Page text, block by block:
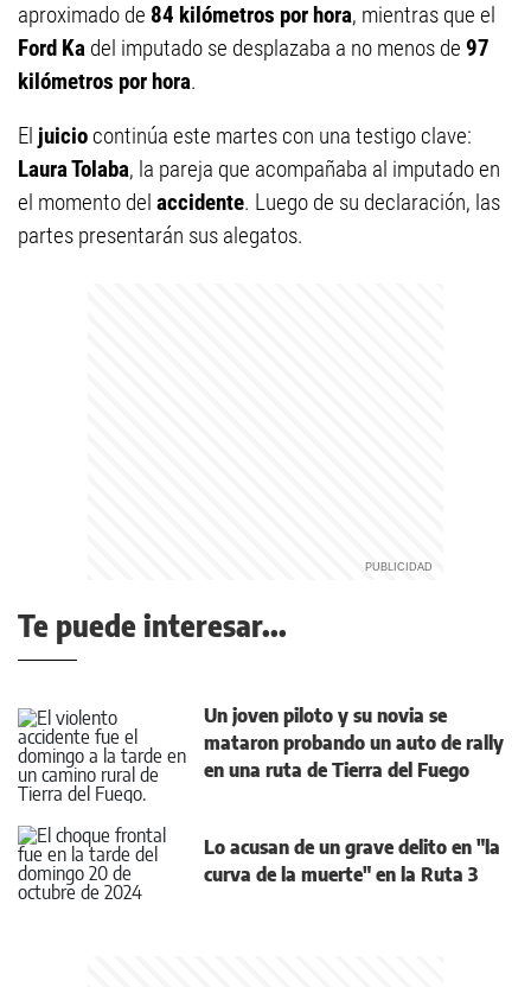
aproximado de 84 kilómetros por hora, mientras que el
Ford Ka del imputado se desplazaba a no menos de 97
kilómetros por hora.
El juicio continúa este martes con una testigo clave:
Laura Tolaba, la pareja que acompañaba al imputado en
el momento del accidente. Luego de su declaración, las
partes presentarán sus alegatos.
Te puede interesar...
Un joven piloto y su novia se
mataron probando un auto de rally
en una ruta de Tierra del Fuego
Lo acusan de un grave delito en "la
curva de la muerte" en la Ruta 3